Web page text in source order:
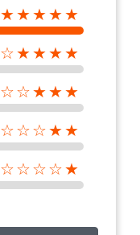
★★★★★
★★★★☆
★★★☆☆
★★☆☆☆
★☆☆☆☆